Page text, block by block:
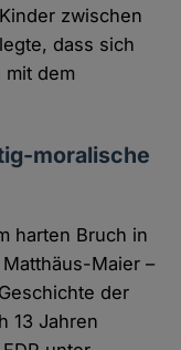
zwischen
dass sich
dem
moralische
harten Bruch in
Maier –
der
13 Jahren